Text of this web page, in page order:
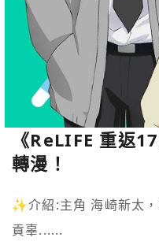
《ReLIFE 重返
轉漫！
✨介紹:主角 海崎新太
貢辜......